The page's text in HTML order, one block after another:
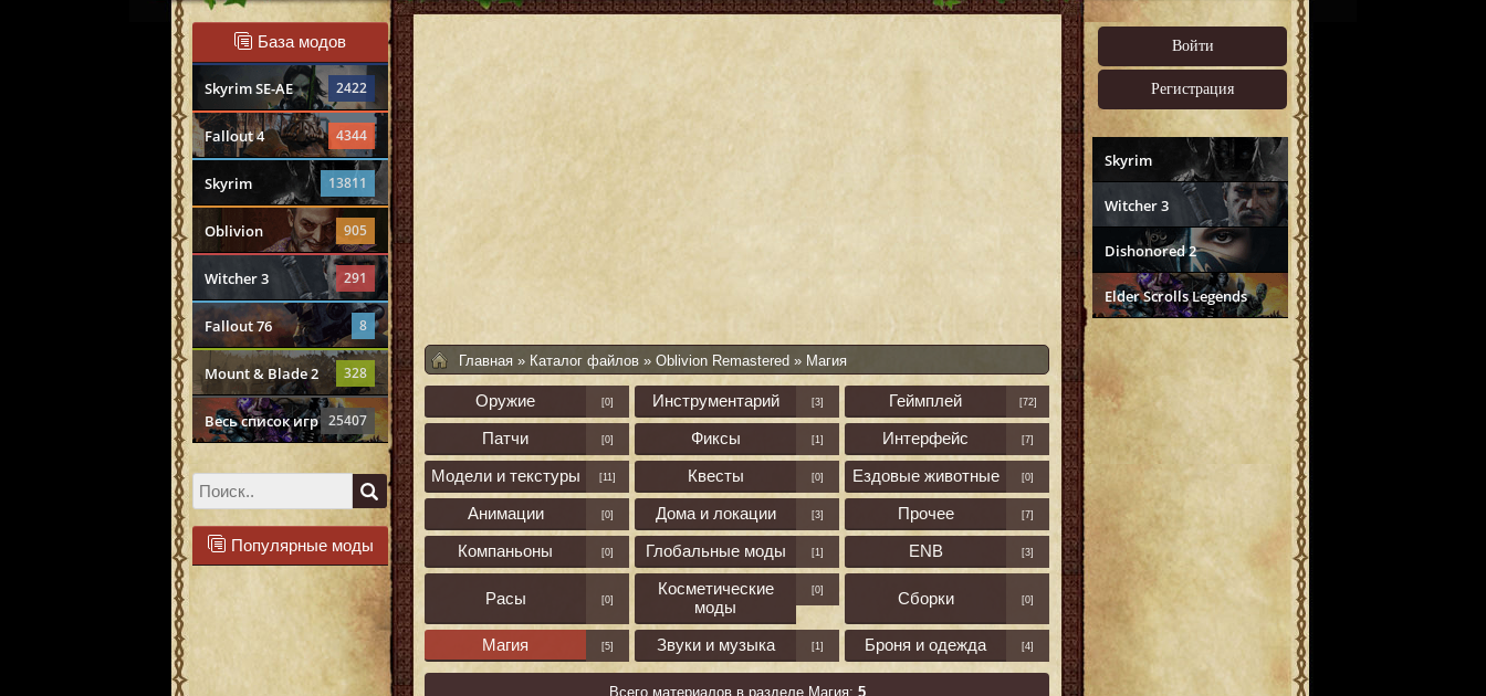
База модов
Skyrim SE-AE 2422
Fallout 4 4344
Skyrim 13811
Oblivion 905
Witcher 3 291
Fallout 76 8
Mount & Blade 2 328
Весь список игр 25407
Популярные моды
Войти
Регистрация
Skyrim
Witcher 3
Dishonored 2
Elder Scrolls Legends
Главная » Каталог файлов » Oblivion Remastered » Магия
Оружие [0] Инструментарий [3] Геймплей [72]
Патчи [0] Фиксы [1] Интерфейс [7]
Модели и текстуры [11] Квесты [0] Ездовые животные [0]
Анимации [0] Дома и локации [3] Прочее [7]
Компаньоны [0] Глобальные моды [1] ENB [3]
Расы [0]
Косметические
моды
[0] Сборки [0]
Магия [5] Звуки и музыка [1] Броня и одежда [4]
Всего материалов в разделе Магия: 5